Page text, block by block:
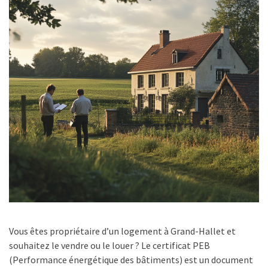
Vous êtes propriétaire d’un logement à Grand-Hallet et
souhaitez le vendre ou le louer ? Le certificat PEB
(Performance énergétique des bâtiments) est un document